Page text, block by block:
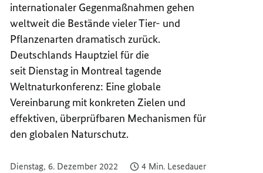
internationaler Gegenmaßnahmen gehen
weltweit die Bestände vieler Tier- und
Pflanzenarten dramatisch zurück.
Deutschlands Hauptziel für die
seit Dienstag in Montreal tagende
Weltnaturkonferenz: Eine globale
Vereinbarung mit konkreten Zielen und
effektiven, überprüfbaren Mechanismen für
den globalen Naturschutz.
Dienstag, 6. Dezember 2022 4 Min. Lesedauer